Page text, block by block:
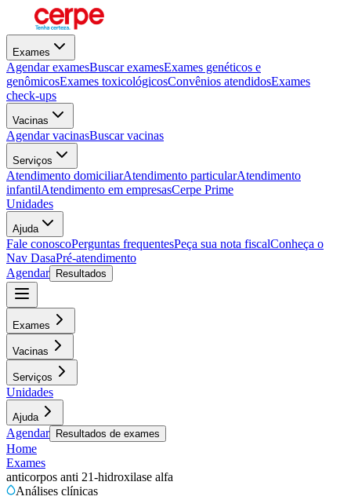
Exames
Agendar examesBuscar examesExames genéticos e
genômicosExames toxicológicosConvênios atendidosExames
check-ups
Vacinas
Agendar vacinasBuscar vacinas
Serviços
Atendimento domiciliarAtendimento particularAtendimento
infantilAtendimento em empresasCerpe Prime
Unidades
Ajuda
Fale conoscoPerguntas frequentesPeça sua nota fiscalConheça o
Nav DasaPré-atendimento
Agendar
Resultados
Exames
Vacinas
Serviços
Unidades
Ajuda
Agendar Resultados de exames
Home
Exames
anticorpos anti 21-hidroxilase alfa
Análises clínicas